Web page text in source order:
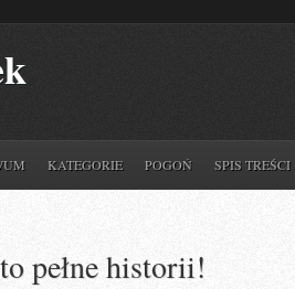
KATEGORIE POGOŃ SPIS TREŚCI
pełne historii!